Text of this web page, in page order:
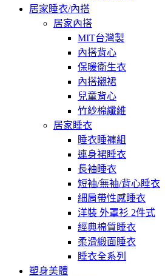
居家睡衣/內搭
居家內搭
MIT台灣製
內搭背心
保暖衛生衣
內搭襯裙
兒童背心
竹紗棉纖維
居家睡衣
睡衣睡褲組
連身裙睡衣
長袖睡衣
短袖/無袖/背心睡衣
細肩帶性感睡衣
洋裝 外罩衫 2件式
經典棉質睡衣
柔滑緞面睡衣
睡衣全系列
塑身美體